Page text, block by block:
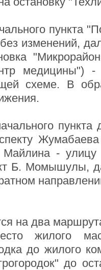
пункта
изменений,
медицины") -
схеме. В
пункта
-
Б. Момышулы,
на два
жилого
до жилого
до